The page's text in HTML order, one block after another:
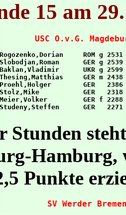
15 am
USC O.v.G.
ROM g
GER g
UKR g 2599
GER m
GER
GER   2318
GER f 2288
Stunden
Hamburg,
Punkte
SV Werder